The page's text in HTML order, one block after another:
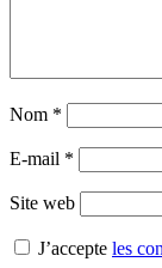
Nom *
E-mail *
Site web
J’accepte les